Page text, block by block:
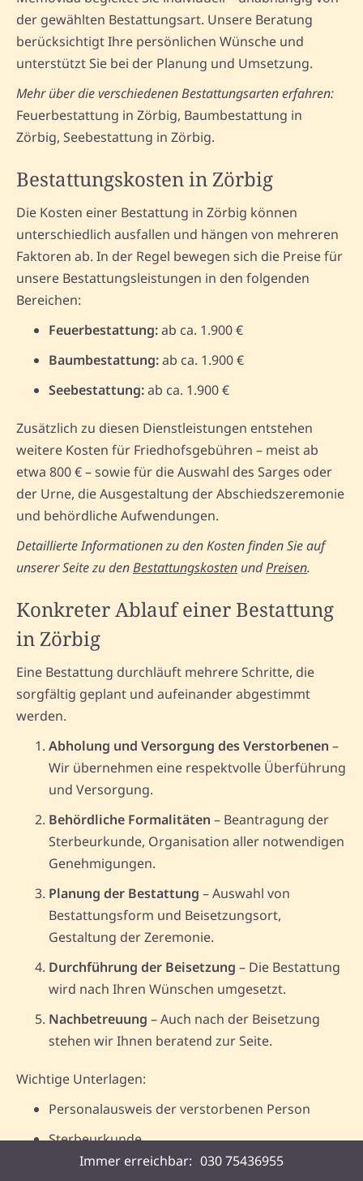
der gewählten Bestattungsart. Unsere Beratung
berücksichtigt Ihre persönlichen Wünsche und
unterstützt Sie bei der Planung und Umsetzung.
Mehr über die verschiedenen Bestattungsarten erfahren:
Feuerbestattung in Zörbig, Baumbestattung in
Zörbig, Seebestattung in Zörbig.
Bestattungskosten in Zörbig
Die Kosten einer Bestattung in Zörbig können
unterschiedlich ausfallen und hängen von mehreren
Faktoren ab. In der Regel bewegen sich die Preise für
unsere Bestattungsleistungen in den folgenden
Bereichen:
Feuerbestattung:ab ca. 1.900 €
Baumbestattung:ab ca. 1.900 €
Seebestattung:ab ca. 1.900 €
Zusätzlich zu diesen Dienstleistungen entstehen
weitere Kosten für Friedhofsgebühren – meist ab
etwa 800 € – sowie für die Auswahl des Sarges oder
der Urne, die Ausgestaltung der Abschiedszeremonie
und behördliche Aufwendungen.
Detaillierte Informationen zu den Kosten finden Sie auf
unserer Seite zu denBestattungskosten undPreisen.
Konkreter Ablauf einer Bestattung
in Zörbig
Eine Bestattung durchläuft mehrere Schritte, die
sorgfältig geplant und aufeinander abgestimmt
werden.
Abholung und Versorgung des Verstorbenen –
Wir übernehmen eine respektvolle Überführung
und Versorgung.
Behördliche Formalitäten – Beantragung der
Sterbeurkunde, Organisation aller notwendigen
Genehmigungen.
Planung der Bestattung – Auswahl von
Bestattungsform und Beisetzungsort,
Gestaltung der Zeremonie.
Durchführung der Beisetzung – Die Bestattung
wird nach Ihren Wünschen umgesetzt.
Nachbetreuung – Auch nach der Beisetzung
stehen wir Ihnen beratend zur Seite.
Wichtige Unterlagen:
Personalausweis der verstorbenen Person
Sterbeurkunde
Falls vorhanden: Bestattungsvorsorge-Vertrag
Immer erreichbar: 030 75436955